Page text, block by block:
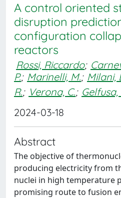
A control oriented
disruption
configuration
reactors
Rossi, Riccardo;
P.; Marinelli, M.; Milani,
R.; Verona, C.;
2024-03-18
Abstract
The objective of
producing electricity from
nuclei in high temperature
promising route to fusion